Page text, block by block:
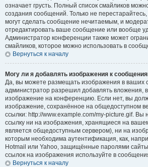
означает грусть. Полный список смайликов
создания сообщений. Только не перестарайтесь,
могут сделать сообщение нечитаемым, и
отредактировать ваше сообщение или вообще
Администратор конференции также может
смайликов, которое можно использовать в
Вернуться к началу
Могу ли я добавлять изображения к
Да, вы можете размещать изображения в ваших
администратор разрешил добавлять вложения,
изображение на конференцию. Если нет, вы
изображение, сохранённое на общедоступном
ссылки: http://www.example.com/my-picture.gif. Вы
ссылку ни на изображения, хранящиеся на
является общедоступным сервером), ни на
которым необходима аутентификация, как,
Hotmail или Yahoo, защищённые паролями сайты
ссылок на изображения используйте в
Вернуться к началу